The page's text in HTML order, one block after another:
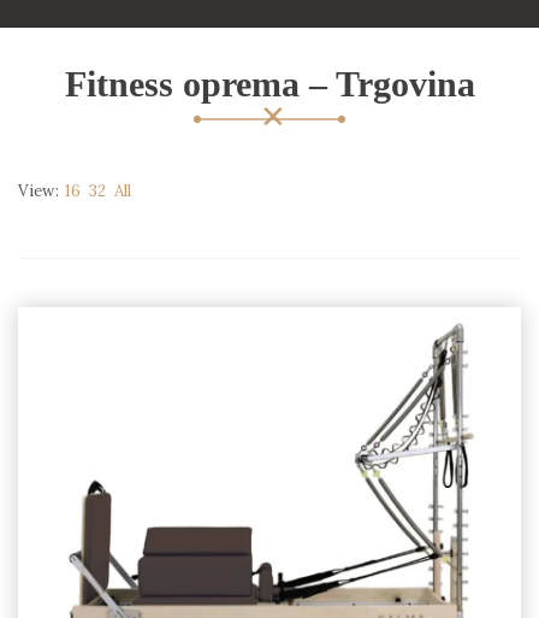
Fitness oprema – Trgovina
View: 16 32 All